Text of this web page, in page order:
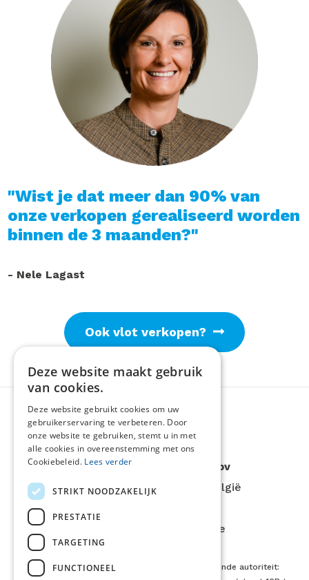
"Wist je dat meer dan 90% van
onze verkopen gerealiseerd worden
binnen de 3 maanden?"
- Nele Lagast
Ook vlot verkopen?
LOONTJENS en LAGAST bv
Komvest 1, 8000 Brugge, België
info@llvastgoed.be
Erkend vastgoedmakelaar - Toezichthoudende autoriteit:
Deze website maakt gebruik
van cookies.
Deze website gebruikt cookies om uw
gebruikerservaring te verbeteren. Door
onze website te gebruiken, stemt u in met
alle cookies in overeenstemming met ons
Cookiebeleid. Lees verder
STRIKT NOODZAKELIJK
PRESTATIE
TARGETING
FUNCTIONEEL